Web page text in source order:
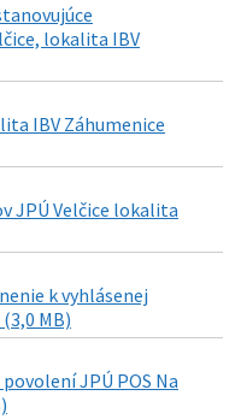
lokalita IBV
IBV Záhumenice
JPÚ Velčice lokalita
k vyhlásenej
MB)
JPÚ POS Na